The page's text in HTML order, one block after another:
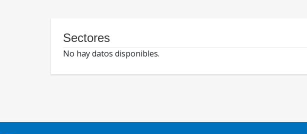
Sectores
No hay datos disponibles.